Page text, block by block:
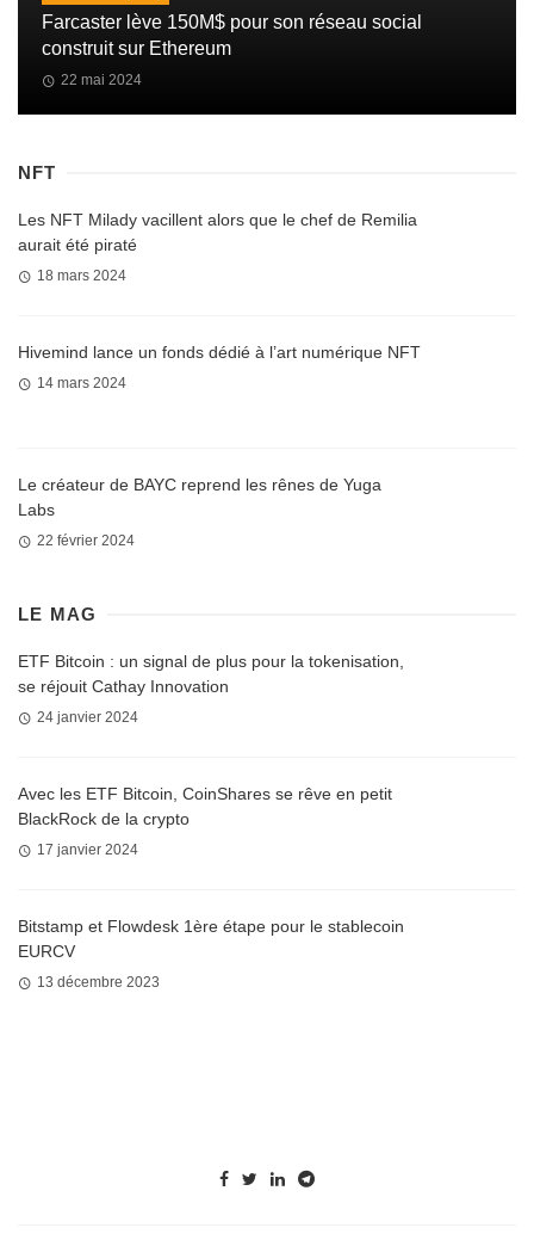
Farcaster lève 150M$ pour son réseau social
construit sur Ethereum
22 mai 2024
NFT
Les NFT Milady vacillent alors que le chef de Remilia
aurait été piraté
18 mars 2024
Hivemind lance un fonds dédié à l’art numérique NFT
14 mars 2024
Le créateur de BAYC reprend les rênes de Yuga
Labs
22 février 2024
LE MAG
ETF Bitcoin : un signal de plus pour la tokenisation,
se réjouit Cathay Innovation
24 janvier 2024
Avec les ETF Bitcoin, CoinShares se rêve en petit
BlackRock de la crypto
17 janvier 2024
Bitstamp et Flowdesk 1ère étape pour le stablecoin
EURCV
13 décembre 2023